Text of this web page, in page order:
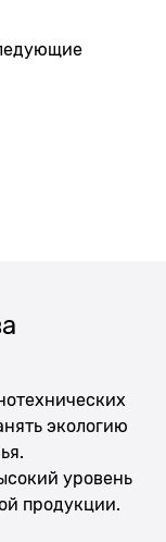
экологию
уровень
продукции.